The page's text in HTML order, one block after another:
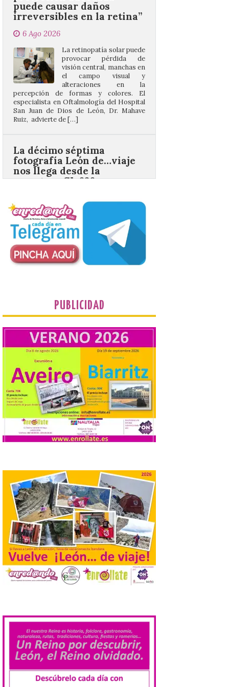
6 Ago 2026
La retinopatía solar puede
el campo visual y
alteraciones en la
percepción de formas y colores. El
especialista en Oftalmología del Hospital
San Juan de Dios de León, Dr. Mahave
Ruiz, advierte de […]
La décimo séptima
carretera CL 626 con
motivo de la marcha en
defensa de FEVE
Nueva edición de León
de…viaje. Una iniciativa
organizado por la sección
juvenil de la Asociación
Enróllate, la Asociación
Conceyu País Llionés y el Diario de
Turismo, Ocio e Información para
jóvenes “Enredando.info”. Eduardo
Camarzius fest: frente al
macroevento, un festival
cultural transformador
que apuesta por el legado.
6 Ago 2026
Los días 7, 8 y 9 de agosto
de 2026, Camarzana de
Tera volverá a convertirse
en punto de encuentro,
con la Villa Romana de
Orpheus. Vivimos un momento en el que la
música en directo mueve grandes
fenómenos de […]
Cabrillanes analizará,
conforme a la legalidad, la
solicitud para la
celebración del Iberia
Eclipse Festival
6 Ago 2026
Durante la mañana de ayer
miércoles ha sido
registrada en el
Ayuntamiento una
solicitud relacionada con
la celebración de este evento. Ante las
celebración del denominado Iberia
Eclipse Festival en […]
La Universidad de León
retoma las excavaciones
en La Peña del Castro para
PUBLICIDAD